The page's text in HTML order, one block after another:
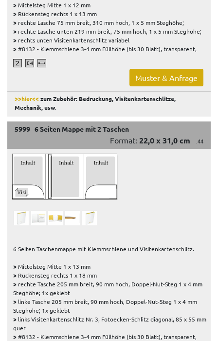
>Mittelsteg Mitte 1 x 12 mm
> Rückensteg rechts 1 x 13 mm
> rechte Lasche 75 mm breit, 310 mm hoch, 1 x 5 mm Steghöhe;
> rechte Lasche unten 219 mm breit, 75 mm hoch, 1 x 5 mm Steghöhe;
> rechts unten Visitenkartenschlitz variabel
>#8132 - Klemmschiene 3-4 mm Füllhöhe (bis 30 Blatt), transparent,
Muster & Anfrage
>>hier<<zum Zubehör: Bedruckung, Visitenkartenschlitze,
Mechanik, usw.
5999 6 Seiten Mappe mit 2 Taschen
Format: 22,0 x 31,0 cm .44
6 Seiten Taschenmappe mit Klemmschiene und Visitenkartenschlitz.
>Mittelsteg Mitte 1 x 13 mm
> Rückensteg rechts 1 x 18 mm
> rechte Tasche 205 mm breit, 90 mm hoch, Doppel-Nut-Steg 1 x 4 mm
Steghöhe; 1x geklebt
> linke Tasche 205 mm breit, 90 mm hoch, Doppel-Nut-Steg 1 x 4 mm
Steghöhe; 1x geklebt
> links Visitenkartenschlitz Nr. 3, Fotoecken-Schlitz diagonal, 85 x 55 mm
quer
>#8132 - Klemmschiene 3-4 mm Füllhöhe (bis 30 Blatt), transparent,